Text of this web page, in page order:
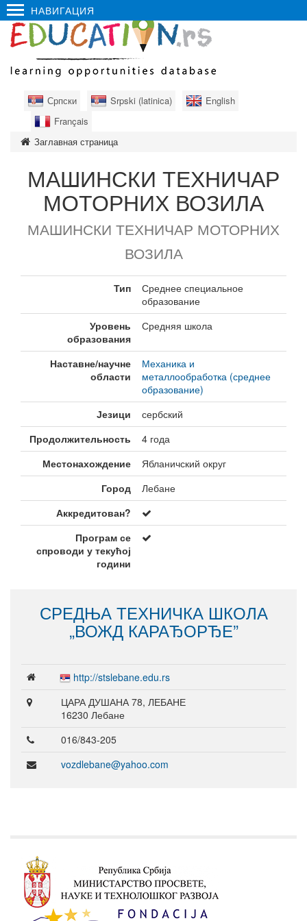
НАВИГАЦИЯ
Српски Srpski (latinica)
English
Français
Заглавная страница
МАШИНСКИ ТЕХНИЧАР
МОТОРНИХ ВОЗИЛА
МАШИНСКИ ТЕХНИЧАР МОТОРНИХ
ВОЗИЛА
Тип
Среднее специальное
образование
Уровень
образования
Средняя школа
Наставне/научне
области
Механика и
металлообработка (среднее
образование)
Језици
сербский
Продолжительность
4 года
Местонахождение
Ябланичский округ
Город
Лебане
Аккредитован?
Програм се
спроводи у текућој
години
СРЕДЊА ТЕХНИЧКА ШКОЛА
„ВОЖД КАРАЂОРЂЕ”
http://stslebane.edu.rs
ЦАРА ДУШАНА 78, ЛЕБАНЕ
16230 Лебане
016/843-205
vozdlebane@yahoo.com